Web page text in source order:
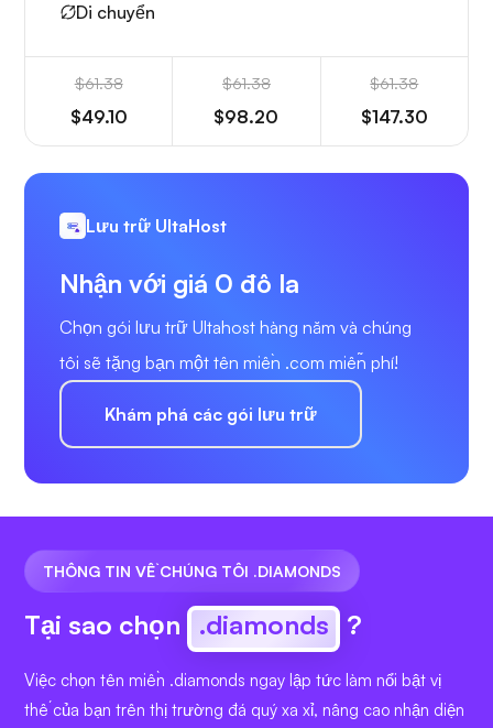
Di chuyển
$61.38
$49.10
$61.38
$98.20
$61.38
$147.30
Lưu trữ UltaHost
Nhận với giá 0 đô la
Chọn gói lưu trữ Ultahost hàng năm và chúng
tôi sẽ tặng bạn một tên miền .com miễn phí!
Khám phá các gói lưu trữ
THÔNG TIN VỀ CHÚNG TÔI .DIAMONDS
Tại sao chọn .diamonds ?
Việc chọn tên miền .diamonds ngay lập tức làm nổi bật vị
thế của bạn trên thị trường đá quý xa xỉ, nâng cao nhận diện